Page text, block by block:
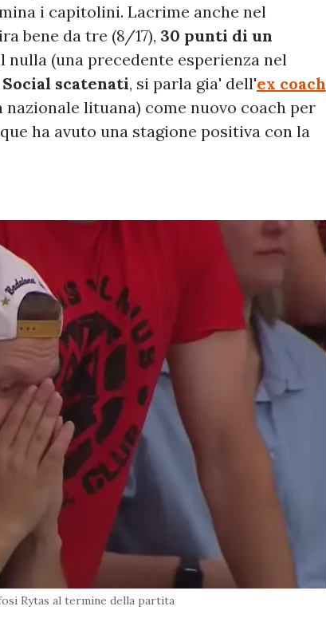
i capitolini. Lacrime anche nel
bene da tre (8/17), 30 punti di un
nulla (una precedente esperienza nel
Social scatenati, si parla gia' dell'ex coach
nazionale lituana) come nuovo coach per
ha avuto una stagione positiva con la
Rytas al termine della partita